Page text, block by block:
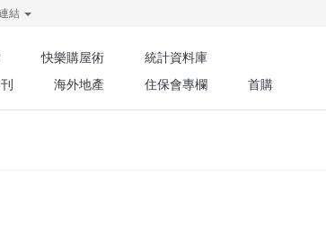
結
快樂購屋術
統計資料庫
海外地產 住保會專欄 首購